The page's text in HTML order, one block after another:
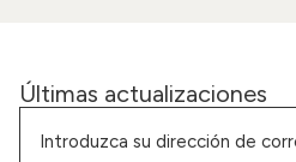
Últimas actualizaciones